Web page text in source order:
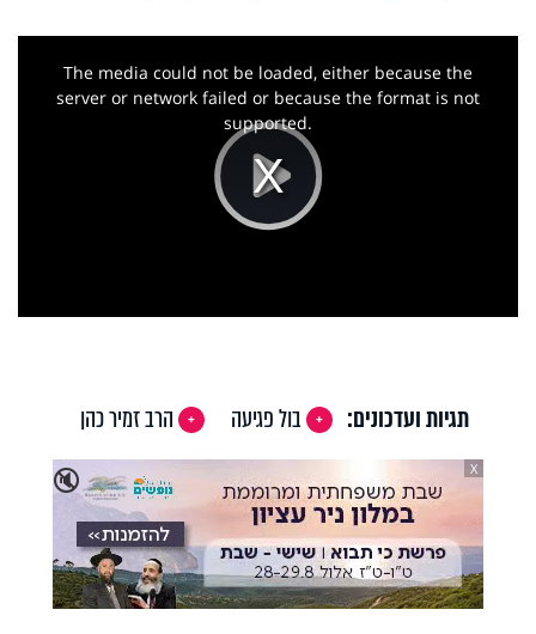
Play
This
The media could not be loaded, either because the
server or network failed or because the format is not
supported.
תגיות ועדכונים: בול פגיעה
הרב זמיר כהן
🔇
X